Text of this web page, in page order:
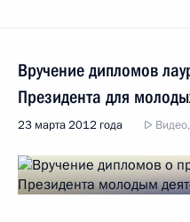
Вручение дипломов
Президента для
23 марта 2012 года